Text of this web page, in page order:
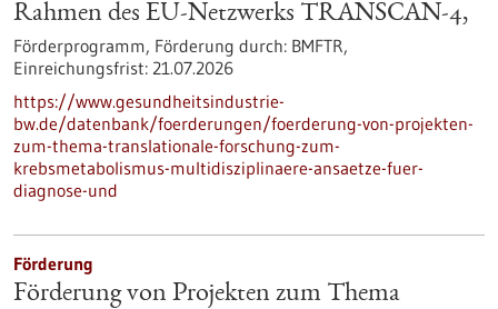
Rahmen des EU-Netzwerks TRANSCAN-4,
Förderprogramm, Förderung durch: BMFTR,
Einreichungsfrist: 21.07.2026
https://www.gesundheitsindustrie-
bw.de/datenbank/foerderungen/foerderung-von-projekten-
zum-thema-translationale-forschung-zum-
krebsmetabolismus-multidisziplinaere-ansaetze-fuer-
diagnose-und
Förderung
Förderung von Projekten zum Thema